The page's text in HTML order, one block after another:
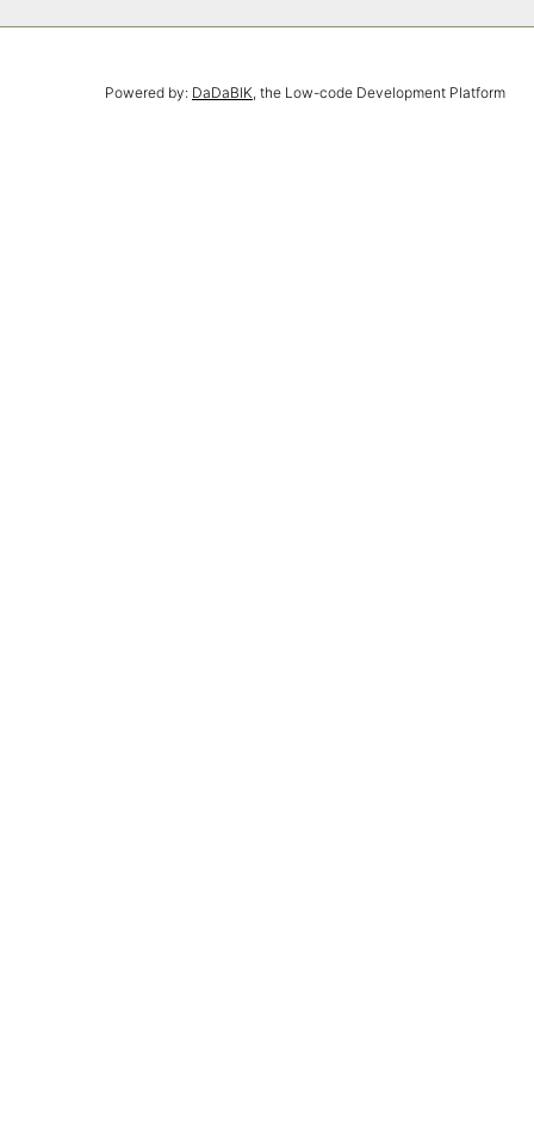
Powered by: DaDaBIK, the Low-code Development Platform